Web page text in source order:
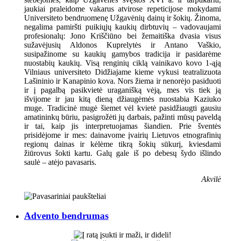
jaukiai praleidome vakarus atvirose repeticijose mokydami
Universiteto bendruomenę Užgavėnių dainų ir šokių. Žinoma,
negalima pamiršti puikiųjų kaukių dirbtuvių – vadovaujami
profesionalų: Jono Kriščiūno bei žemaitiška dvasia visus
sužavėjusių Aldonos Kuprelytės ir Antano Vaškio,
susipažinome su kaukių gamybos tradicija ir pasidarėme
nuostabių kaukių. Visą renginių ciklą vainikavo kovo 1-ąją
Vilniaus universiteto Didžiajame kieme vykusi teatralizuota
Lašininio ir Kanapinio kova. Nors žiema ir nenorėjo pasiduoti
ir į pagalbą pasikvietė uraganišką vėją, mes vis tiek ją
išvijome ir jau kitą dieną džiaugėmės nuostabia Kaziuko
muge. Tradicinė mugė šiemet vėl kvietė pasidžiaugti gausiu
amatininkų būriu, pasigrožėti jų darbais, pažinti mūsų paveldą
ir tai, kaip jis interpretuojamas šiandien. Prie šventės
prisidėjome ir mes: dainavome įvairių Lietuvos etnografinių
regionų dainas ir kėlėme tikrą šokių sūkurį, kviesdami
žiūrovus šokti kartu. Galų gale iš po debesų šydo išlindo
saulė – atėjo pavasaris.
Akvilė
Advento bendrumas